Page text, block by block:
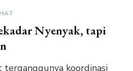
Nyenyak, tapi
koordinasi